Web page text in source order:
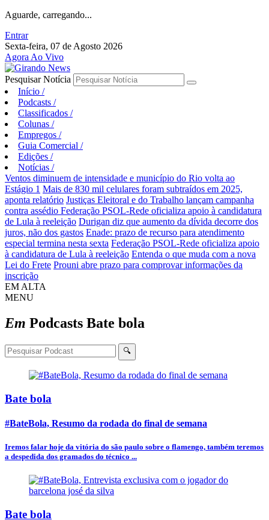
Aguarde, carregando...
Entrar
Sexta-feira, 07 de Agosto 2026
Agora Ao Vivo
Pesquisar Notícia
Início /
Podcasts /
Classificados /
Colunas /
Empregos /
Guia Comercial /
Edições /
Notícias /
Ventos diminuem de intensidade e município do Rio volta ao
Estágio 1 Mais de 830 mil celulares foram subtraídos em 2025,
aponta relatório Justiças Eleitoral e do Trabalho lançam campanha
contra assédio Federação PSOL-Rede oficializa apoio à candidatura
de Lula à reeleição Durigan diz que aumento da dívida decorre dos
juros, não dos gastos Enade: prazo de recurso para atendimento
especial termina nesta sexta Federação PSOL-Rede oficializa apoio
à candidatura de Lula à reeleição Entenda o que muda com a nova
Lei do Frete Prouni abre prazo para comprovar informações da
inscrição
EM ALTA
MENU
Em Podcasts Bate bola
🔍
Bate bola
#BateBola, Resumo da rodada do final de semana
Iremos falar hoje da vitória do são paulo sobre o flamengo, também teremos
a despedida dos gramados do técnico ...
Bate bola